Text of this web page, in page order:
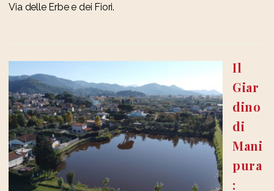
Via delle Erbe e dei Fiori.
Il
Giar
dino
di
Mani
pura
: